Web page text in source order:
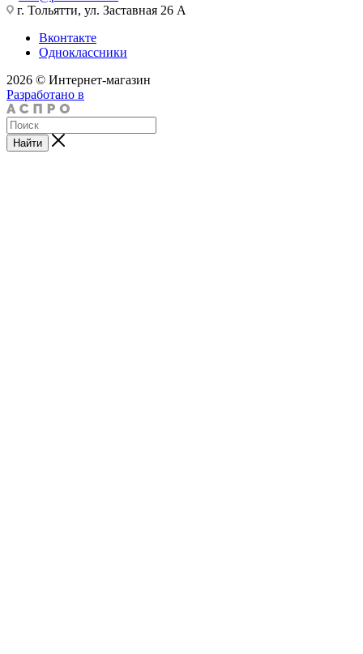
г. Тольятти, ул. Заставная 26 А
Вконтакте
Одноклассники
2026 © Интернет-магазин
Разработано в
Найти